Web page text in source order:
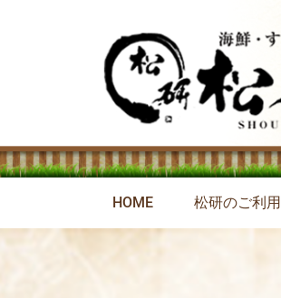
HOME 松研のご利用